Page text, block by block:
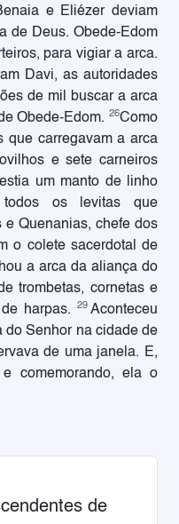
e Eliézer deviam
de Deus. Obede-Edom
para vigiar a arca.
Davi, as autoridades
de mil buscar a arca
Obede-Edom. 26Como
que carregavam a arca
e sete carneiros
um manto de linho
os levitas que
e Quenanias, chefe dos
o colete sacerdotal de
a arca da aliança do
trombetas, cornetas e
de harpas.29 Aconteceu
do Senhor na cidade de
de uma janela. E,
comemorando, ela o
de